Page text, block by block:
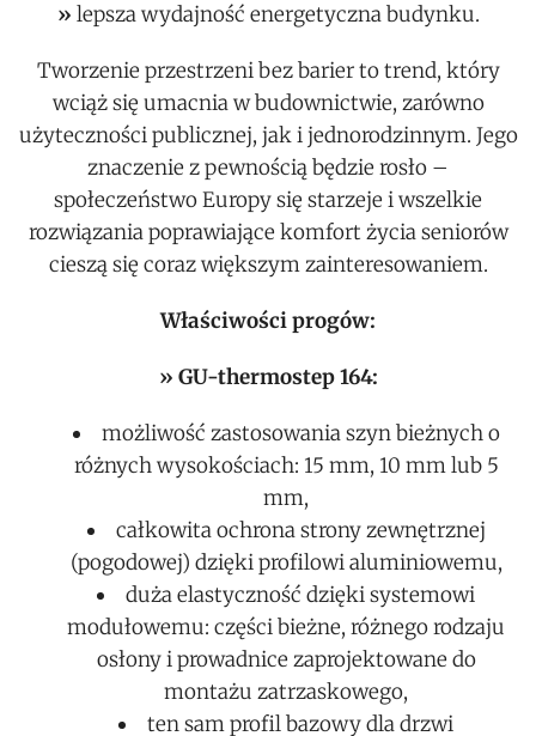
» lepsza wydajność energetyczna budynku.
Tworzenie przestrzeni bez barier to trend, który
wciąż się umacnia w budownictwie, zarówno
użyteczności publicznej, jak i jednorodzinnym. Jego
znaczenie z pewnością będzie rosło –
społeczeństwo Europy się starzeje i wszelkie
rozwiązania poprawiające komfort życia seniorów
cieszą się coraz większym zainteresowaniem.
Właściwości progów:
» GU-thermostep 164:
możliwość zastosowania szyn bieżnych o
różnych wysokościach: 15 mm, 10 mm lub 5
mm,
całkowita ochrona strony zewnętrznej
(pogodowej) dzięki profilowi aluminiowemu,
duża elastyczność dzięki systemowi
modułowemu: części bieżne, różnego rodzaju
osłony i prowadnice zaprojektowane do
montażu zatrzaskowego,
ten sam profil bazowy dla drzwi